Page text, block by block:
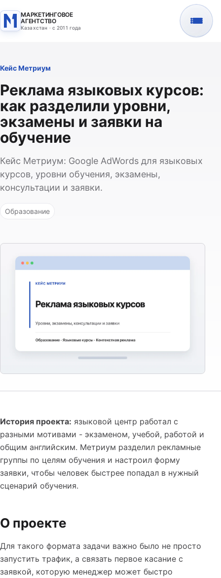
МАРКЕТИНГОВОЕ
АГЕНТСТВО
Казахстан · с 2011 года
Кейс Метриум
Реклама языковых курсов:
как разделили уровни,
экзамены и заявки на
обучение
Кейс Метриум: Google AdWords для языковых
курсов, уровни обучения, экзамены,
консультации и заявки.
Образование
История проекта: языковой центр работал с
разными мотивами - экзаменом, учебой, работой и
общим английским. Метриум разделил рекламные
группы по целям обучения и настроил форму
заявки, чтобы человек быстрее попадал в нужный
сценарий обучения.
О проекте
Для такого формата задачи важно было не просто
запустить трафик, а связать первое касание с
заявкой, которую менеджер может быстро